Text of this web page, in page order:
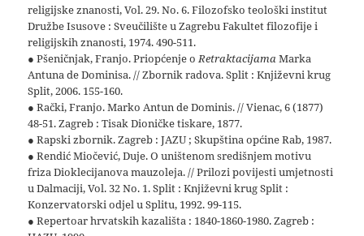
religijske znanosti, Vol. 29. No. 6. Filozofsko teološki institut
Družbe Isusove : Sveučilište u Zagrebu Fakultet filozofije i
religijskih znanosti, 1974. 490-511.
● Pšeničnjak, Franjo. Priopćenje oRetraktacijamaMarka
Antuna de Dominisa. // Zbornik radova. Split : Književni krug
Split, 2006. 155-160.
● Rački, Franjo. Marko Antun de Dominis. // Vienac, 6 (1877)
48-51. Zagreb : Tisak Dioničke tiskare, 1877.
● Rapski zbornik. Zagreb : JAZU ; Skupština općine Rab, 1987.
● Rendić Miočević, Duje. O uništenom središnjem motivu
friza Dioklecijanova mauzoleja. // Prilozi povijesti umjetnosti
u Dalmaciji, Vol. 32 No. 1. Split : Književni krug Split :
Konzervatorski odjel u Splitu, 1992. 99-115.
● Repertoar hrvatskih kazališta : 1840-1860-1980. Zagreb :